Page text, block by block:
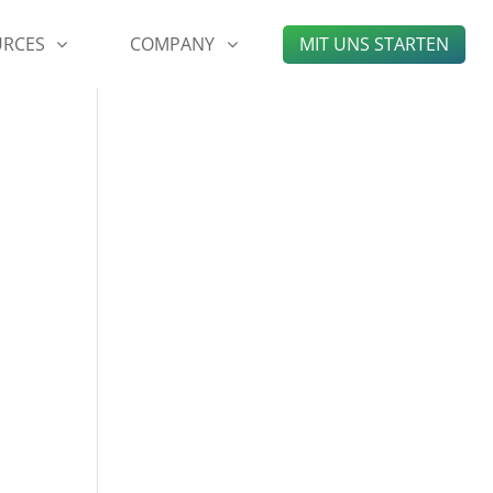
COMPANY MIT UNS STARTEN